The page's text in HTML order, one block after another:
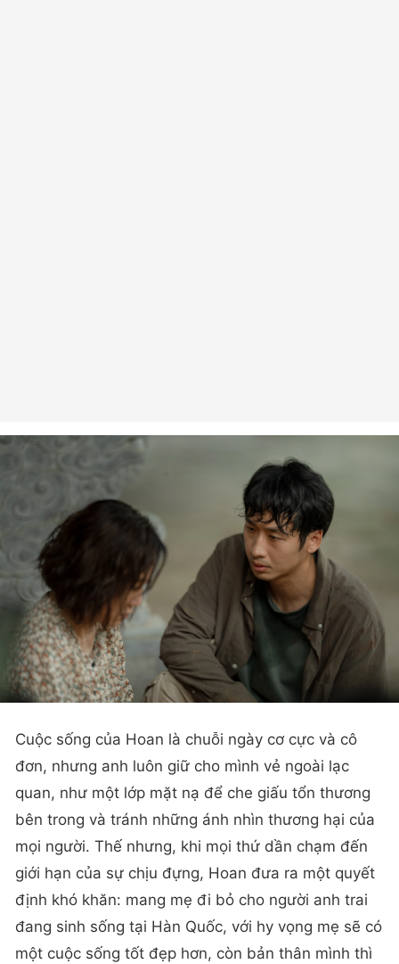
Cuộc sống của Hoan là chuỗi ngày cơ cực và cô
đơn, nhưng anh luôn giữ cho mình vẻ ngoài lạc
quan, như một lớp mặt nạ để che giấu tổn thương
bên trong và tránh những ánh nhìn thương hại của
mọi người. Thế nhưng, khi mọi thứ dần chạm đến
giới hạn của sự chịu đựng, Hoan đưa ra một quyết
định khó khăn: mang mẹ đi bỏ cho người anh trai
đang sinh sống tại Hàn Quốc, với hy vọng mẹ sẽ có
một cuộc sống tốt đẹp hơn, còn bản thân mình thì